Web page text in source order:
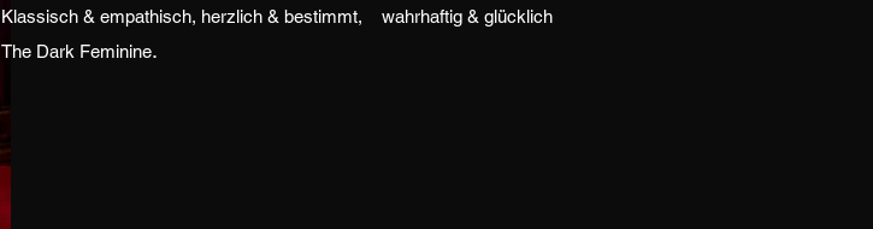
Klassisch & empathisch, herzlich & bestimmt, wahrhaftig & glücklich
The Dark Feminine.